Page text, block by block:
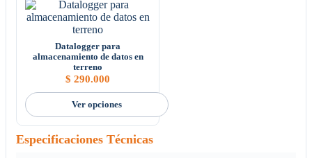
Datalogger para
almacenamiento de datos en
terreno
$ 290.000
Ver opciones
Especificaciones Técnicas